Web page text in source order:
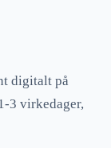
digitalt på
3 virkedager,